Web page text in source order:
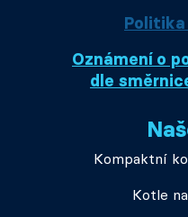
Oznámení o
dle
Kompaktní
Kotle